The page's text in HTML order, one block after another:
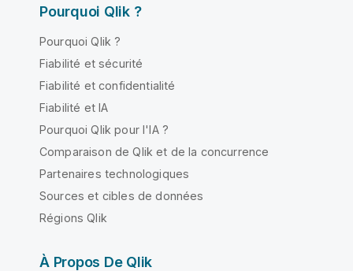
Pourquoi Qlik ?
Pourquoi Qlik ?
Fiabilité et sécurité
Fiabilité et confidentialité
Fiabilité et IA
Pourquoi Qlik pour l'IA ?
Comparaison de Qlik et de la concurrence
Partenaires technologiques
Sources et cibles de données
Régions Qlik
À Propos De Qlik